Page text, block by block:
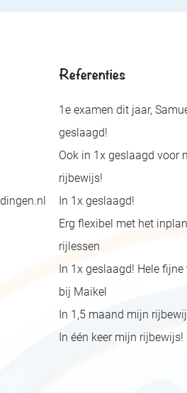
Referenties
1e examen dit jaar,
geslaagd!
Ook in 1x geslaagd voor
rijbewijs!
In 1x geslaagd!
Erg flexibel met het
rijlessen
In 1x geslaagd! Hele
bij Maikel
In 1,5 maand mijn
In één keer mijn rijbewijs!